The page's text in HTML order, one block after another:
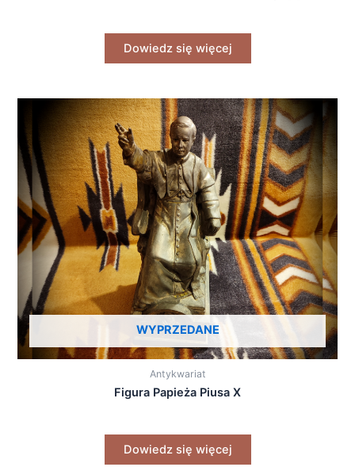
Dowiedz się więcej
WYPRZEDANE
Antykwariat
Figura Papieża Piusa X
Dowiedz się więcej